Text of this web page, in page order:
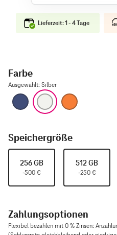
Lieferzeit: 1 - 4 Tage
Farbe
Ausgewählt: Silber
Tiefblau Silber
Speichergröße
256 GB
-500 €
512 GB
-250 €
Zahlungsoptionen
Flexibel bezahlen mit 0 % Zinsen: